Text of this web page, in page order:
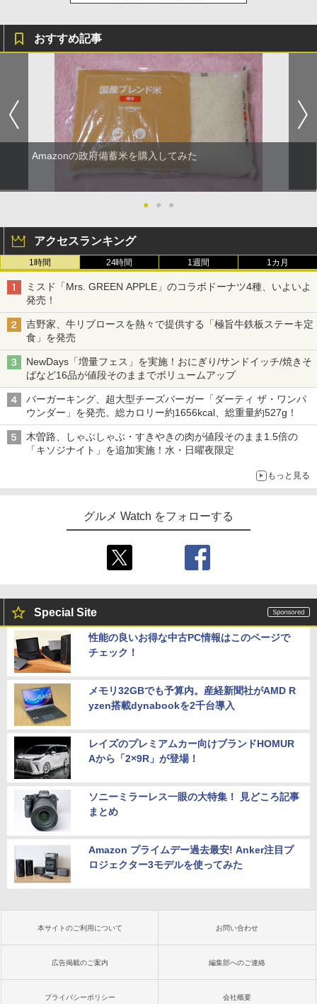
おすすめ記事
Amazonの政府備蓄米を購入してみた
● ● ●
アクセスランキング
1時間 24時間 1週間 1カ月
ミスド「Mrs. GREEN APPLE」のコラボドーナツ4種、いよいよ
発売！
吉野家、牛リブロースを熱々で提供する「極旨牛鉄板ステーキ定
食」を発売
NewDays「増量フェス」を実施！おにぎり/サンドイッチ/焼きそ
ばなど16品が値段そのままでボリュームアップ
バーガーキング、超大型チーズバーガー「ダーティ ザ・ワンパ
ウンダー」を発売。総カロリー約1656kcal、総重量約527g！
木曽路、しゃぶしゃぶ・すきやきの肉が値段そのまま1.5倍の
「キソジナイト」を追加実施！水・日曜夜限定
もっと見る
グルメ Watch をフォローする
Special Site
性能の良いお得な中古PC情報はこのページで
チェック！
メモリ32GBでも予算内。産経新聞社がAMD R
yzen搭載dynabookを2千台導入
レイズのプレミアムカー向けブランドHOMUR
Aから「2×9R」が登場！
ソニーミラーレス一眼の大特集！ 見どころ記事
まとめ
Amazon プライムデー過去最安! Anker注目プ
ロジェクター3モデルを使ってみた
本サイトのご利用について お問い合わせ
広告掲載のご案内 編集部へのご連絡
プライバシーポリシー 会社概要